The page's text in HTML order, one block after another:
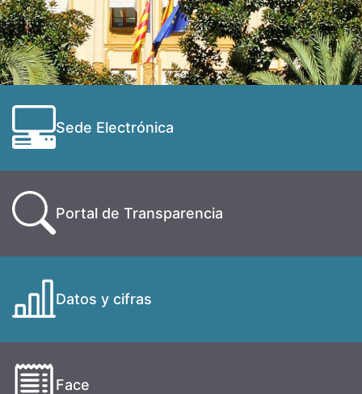
Sede Electrónica
Portal de Transparencia
Datos y cifras
Face